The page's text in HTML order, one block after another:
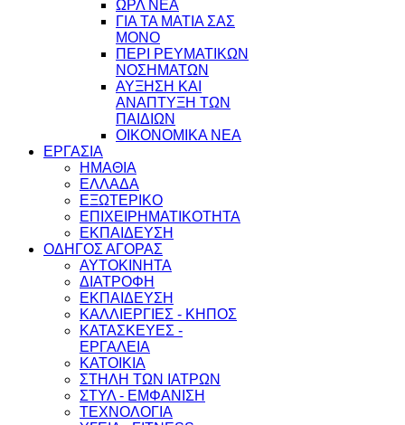
ΩΡΛ ΝEA
ΓΙΑ ΤΑ ΜΑΤΙΑ ΣΑΣ
ΜΟΝΟ
ΠΕΡΙ ΡΕΥΜΑΤΙΚΩΝ
ΝΟΣΗΜΑΤΩΝ
ΑΥΞΗΣΗ ΚΑΙ
ΑΝΑΠΤΥΞΗ ΤΩΝ
ΠΑΙΔΙΩΝ
ΟΙΚΟΝΟΜΙΚΑ ΝΕΑ
ΕΡΓΑΣΙΑ
ΗΜΑΘΙΑ
ΕΛΛΑΔΑ
ΕΞΩΤΕΡΙΚΟ
ΕΠΙΧΕΙΡΗΜΑΤΙΚΟΤΗΤΑ
ΕΚΠΑΙΔΕΥΣΗ
ΟΔΗΓΟΣ ΑΓΟΡΑΣ
ΑΥΤΟΚΙΝΗΤΑ
ΔΙΑΤΡΟΦΗ
ΕΚΠΑΙΔΕΥΣΗ
ΚΑΛΛΙΕΡΓΙΕΣ - ΚΗΠΟΣ
ΚΑΤΑΣΚΕΥΕΣ -
ΕΡΓΑΛΕΙΑ
ΚΑΤΟΙΚΙΑ
ΣΤΗΛΗ ΤΩΝ ΙΑΤΡΩΝ
ΣΤΥΛ - ΕΜΦΑΝΙΣΗ
ΤΕΧΝΟΛΟΓΙΑ